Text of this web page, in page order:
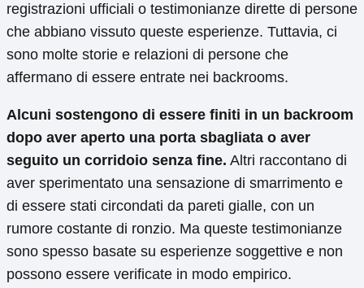
registrazioni ufficiali o testimonianze dirette di persone
che abbiano vissuto queste esperienze. Tuttavia, ci
sono molte storie e relazioni di persone che
affermano di essere entrate nei backrooms.
Alcuni sostengono di essere finiti in un backroom
dopo aver aperto una porta sbagliata o aver
seguito un corridoio senza fine. Altri raccontano di
aver sperimentato una sensazione di smarrimento e
di essere stati circondati da pareti gialle, con un
rumore costante di ronzio. Ma queste testimonianze
sono spesso basate su esperienze soggettive e non
possono essere verificate in modo empirico.